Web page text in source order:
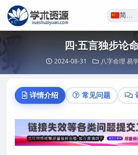
简体
四·五言独步论
2024-08-31 八字命理 易
详情介绍 常见问题